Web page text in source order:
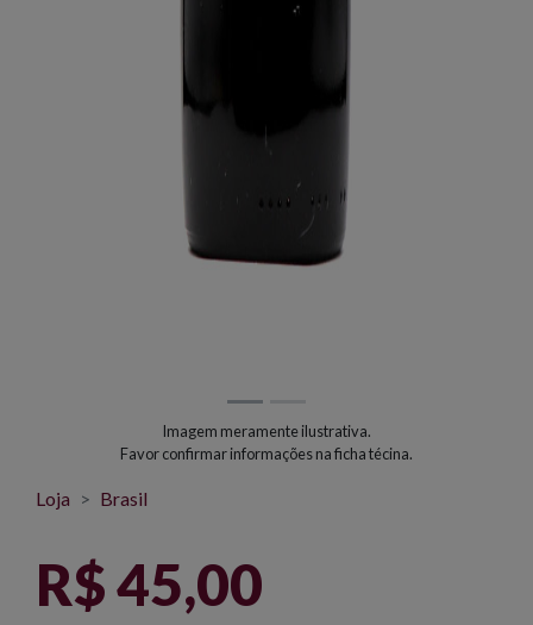
Imagem meramente ilustrativa.
Favor confirmar informações na ficha técina.
Loja Brasil
R$ 45,00